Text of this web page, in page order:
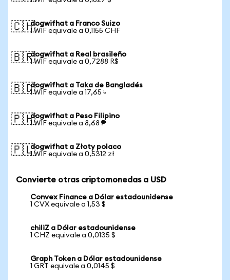
🇨🇭dogwifhat a Franco Suizo
1 WIF equivale a 0,1155 CHF
🇧🇷dogwifhat a Real brasileño
1 WIF equivale a 0,7288 R$
🇧🇩dogwifhat a Taka de Bangladés
1 WIF equivale a 17,65 ৳
🇵🇭dogwifhat a Peso Filipino
1 WIF equivale a 8,68 ₱
🇵🇱dogwifhat a Złoty polaco
1 WIF equivale a 0,5312 zł
Convierte otras criptomonedas a USD
Convex Finance a Dólar estadounidense
1 CVX equivale a 1,53 $
chiliZ a Dólar estadounidense
1 CHZ equivale a 0,0135 $
Graph Token a Dólar estadounidense
1 GRT equivale a 0,0145 $